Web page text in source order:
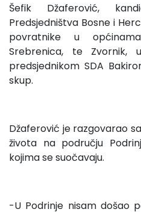
Šefik Džaferović,
Predsjedništva Bosne i
povratnike u
Srebrenica, te Zvornik,
predsjednikom SDA
skup.
Džaferović je razgovarao
života na području
kojima se suočavaju.
-U Podrinje nisam došao